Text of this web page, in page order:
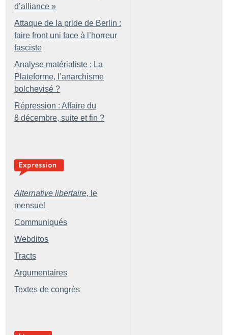
d’alliance »
Attaque de la pride de Berlin :
faire front uni face à l’horreur
fasciste
Analyse matérialiste : La
Plateforme, l’anarchisme
bolchevisé ?
Répression : Affaire du
8 décembre, suite et fin ?
Alternative libertaire, le
mensuel
Communiqués
Webditos
Tracts
Argumentaires
Textes de congrès